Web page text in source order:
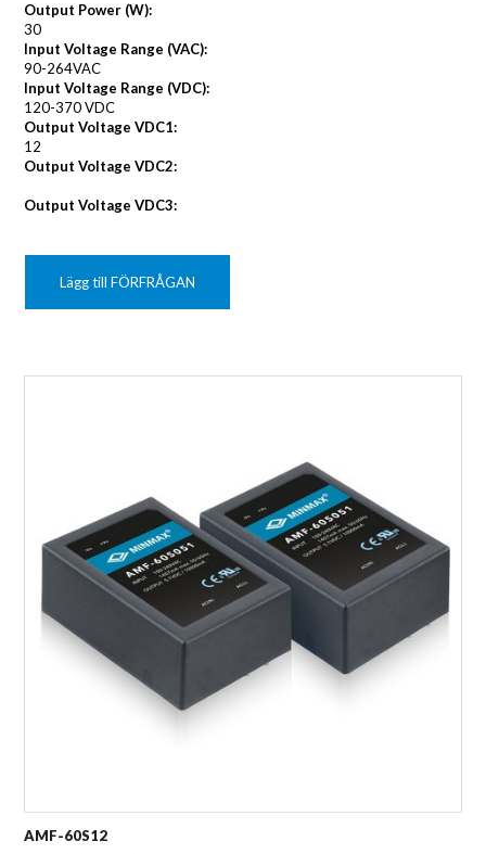
Output Power (W):
30
Input Voltage Range (VAC):
90-264VAC
Input Voltage Range (VDC):
120-370 VDC
Output Voltage VDC1:
12
Output Voltage VDC2:
Output Voltage VDC3:
Lägg till FÖRFRÅGAN
AMF-60S12